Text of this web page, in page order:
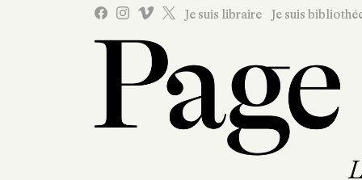
Je suis libraire Je suis